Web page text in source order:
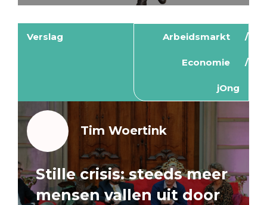
Verslag Arbeidsmarkt
Economie
jOng
Tim Woertink
Stille crisis: steeds meer
mensen vallen uit door